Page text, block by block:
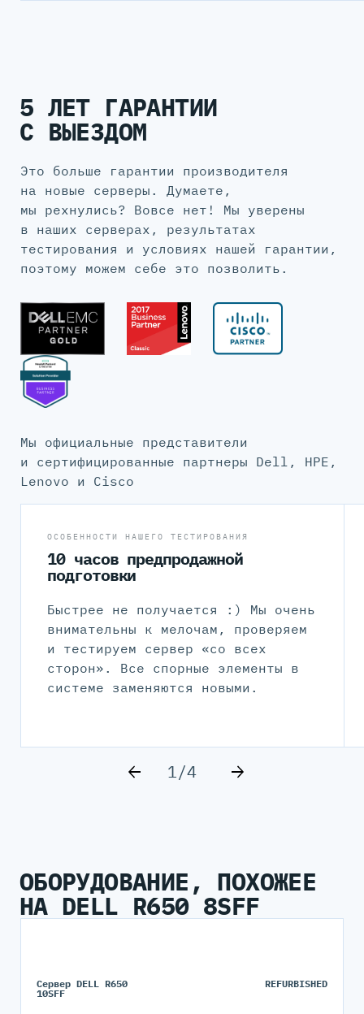
5 ЛЕТ ГАРАНТИИ
С ВЫЕЗДОМ
Это больше гарантии производителя
на новые серверы. Думаете,
мы рехнулись? Вовсе нет! Мы уверены
в наших серверах, результатах
тестирования и условиях нашей гарантии,
поэтому можем себе это позволить.
Мы официальные представители
и сертифицированные партнеры Dell, HPE,
Lenovo и Cisco
ОСОБЕННОСТИ НАШЕГО ТЕСТИРОВАНИЯ
10 часов предпродажной
подготовки
Быстрее не получается :) Мы очень
внимательны к мелочам, проверяем
и тестируем сервер «со всех
сторон». Все спорные элементы в
системе заменяются новыми.
1/4
ОБОРУДОВАНИЕ, ПОХОЖЕЕ
НА DELL R650 8SFF
Сервер DELL R650
10SFF
REFURBISHED